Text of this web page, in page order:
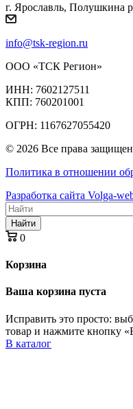
г. Ярославль, Полушкина
info@tsk-region.ru
ООО «ТСК Регион»
ИНН: 7602127511
КПП: 760201001
ОГРН: 1167627055420
© 2026 Все права
Политика в отношении
Разработка сайта Volga-
Найти
0
Корзина
Ваша корзина пуста
Исправить это просто:
товар и нажмите кнопку
В каталог